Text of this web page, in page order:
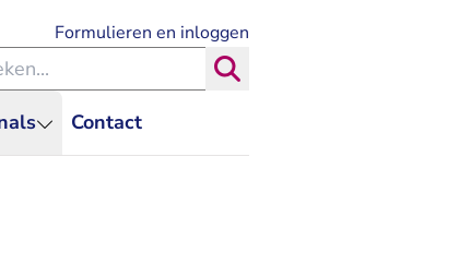
Contact
Formulieren en inloggen
binnen de Rechtspraak